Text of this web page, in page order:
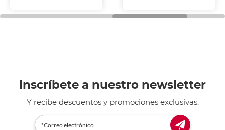
Inscríbete a nuestro newsletter
Y recibe descuentos y promociones exclusivas.